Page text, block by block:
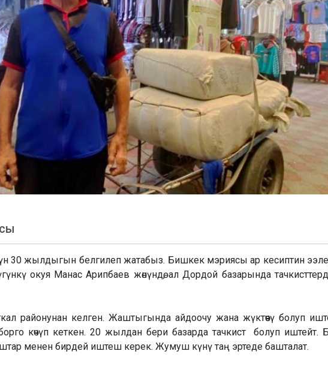
30 жылдыгын белгилеп жатабыз. Бишкек мэриясы ар кесиптин
окуя Манас Арипбаев жөнүндө, ал Дордой базарында
районунан келген. Жаштыгында айдоочу жана жүктөөчү болуп
көчүп кеткен. 20 жылдан бери базарда тачкист болуп иштейт.
менен бирдей иштеш керек. Жумуш күнү таң эртеде башталат.